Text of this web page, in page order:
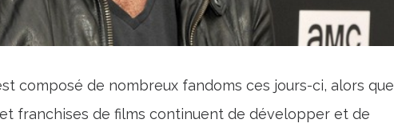
composé de nombreux fandoms ces jours-ci, alors que
franchises de films continuent de développer et de